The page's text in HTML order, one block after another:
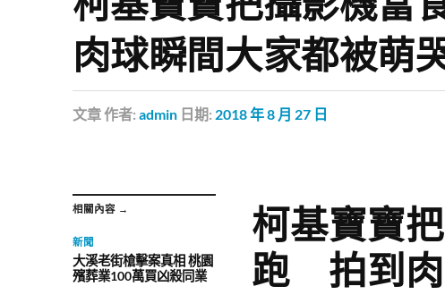
肉球瞬間大家都被萌
文章作者: admin 日期: 2018 年 8 月 27 日
相關內容 →
新聞
大溪老街槍擊案真相 桃園
殯葬業100萬買凶殺同業
柯基寶寶
跑 拍到肉